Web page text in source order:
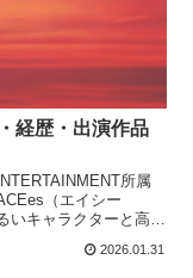
経歴・出演作品
所属
（エイシー
いキャラクターと高い
2026.01.31